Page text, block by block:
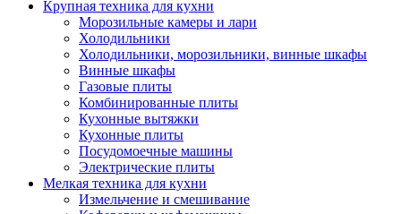
Крупная техника для кухни
Морозильные камеры и лари
Холодильники
Холодильники, морозильники, винные шкафы
Винные шкафы
Газовые плиты
Комбинированные плиты
Кухонные вытяжки
Кухонные плиты
Посудомоечные машины
Электрические плиты
Мелкая техника для кухни
Измельчение и смешивание